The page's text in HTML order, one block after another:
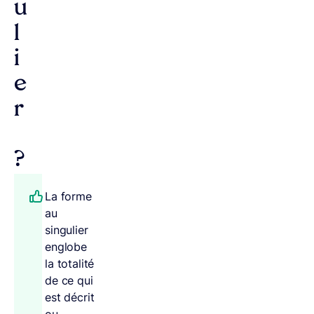
u
l
i
e
r
?
La forme
au
singulier
englobe
la totalité
de ce qui
est décrit